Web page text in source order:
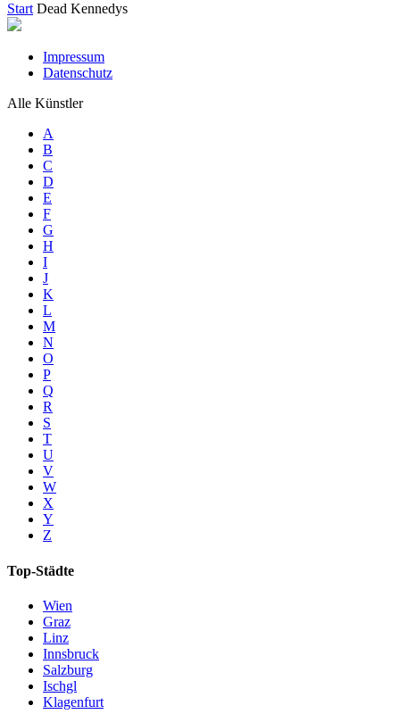
Start Dead Kennedys
Impressum
Datenschutz
Alle Künstler
A
B
C
D
E
F
G
H
I
J
K
L
M
N
O
P
Q
R
S
T
U
V
W
X
Y
Z
Top-Städte
Wien
Graz
Linz
Innsbruck
Salzburg
Ischgl
Klagenfurt